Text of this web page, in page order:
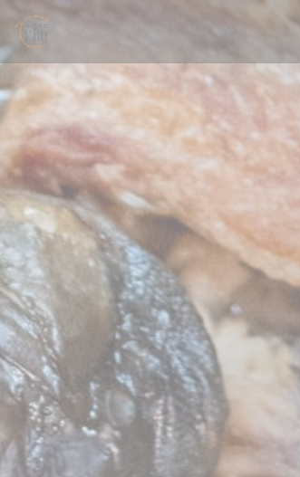
Personalizing your cookie choices